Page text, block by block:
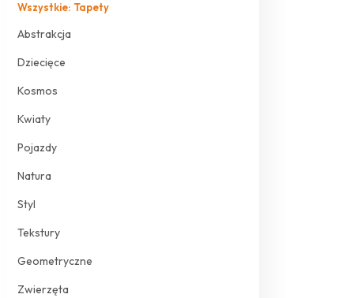
Wszystkie: Tapety
Abstrakcja
Dziecięce
Kosmos
Kwiaty
Pojazdy
Natura
Styl
Tekstury
Geometryczne
Zwierzęta